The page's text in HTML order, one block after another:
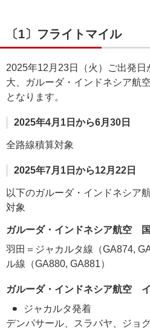
〔1〕フライトマイル
2025年12月23日（火）ご出発
大、ガルーダ・インドネシア航
となります。
2025年4月1日から6月30日
全路線積算対象
2025年7月1日から12月22日
以下のガルーダ・インドネシア
対象
ガルーダ・インドネシア航空
羽田＝ジャカルタ線（GA874,
ル線（GA880, GA881）
ガルーダ・インドネシア航空
ジャカルタ発着
デンパサール、スラバヤ、ジョ